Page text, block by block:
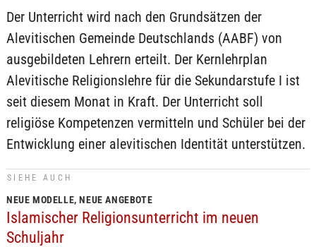
Der Unterricht wird nach den Grundsätzen der
Alevitischen Gemeinde Deutschlands (AABF) von
ausgebildeten Lehrern erteilt. Der Kernlehrplan
Alevitische Religionslehre für die Sekundarstufe I ist
seit diesem Monat in Kraft. Der Unterricht soll
religiöse Kompetenzen vermitteln und Schüler bei der
Entwicklung einer alevitischen Identität unterstützen.
SIEHE AUCH
NEUE MODELLE, NEUE ANGEBOTE
Islamischer Religionsunterricht im neuen
Schuljahr